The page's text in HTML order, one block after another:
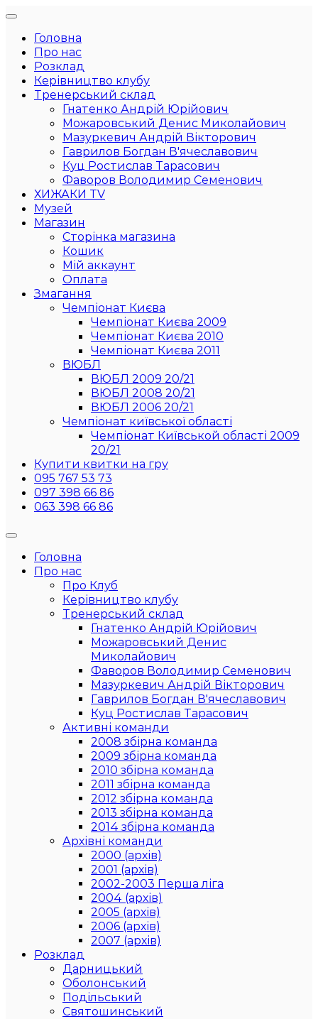
Головна
Про нас
Розклад
Керівництво клубу
Тренерський склад
Гнатенко Андрій Юрійович
Можаровський Денис Миколайович
Мазуркевич Андрій Вікторович
Гаврилов Богдан В'ячеславович
Куц Ростислав Тарасович
Фаворов Володимир Семенович
ХИЖАКИ TV
Музей
Магазин
Сторінка магазина
Кошик
Мій аккаунт
Оплата
Змагання
Чемпіонат Києва
Чемпіонат Києва 2009
Чемпіонат Києва 2010
Чемпіонат Києва 2011
ВЮБЛ
ВЮБЛ 2009 20/21
ВЮБЛ 2008 20/21
ВЮБЛ 2006 20/21
Чемпіонат київської області
Чемпіонат Київськой області 2009
20/21
Купити квитки на гру
095 767 53 73
097 398 66 86
063 398 66 86
Головна
Про нас
Про Клуб
Керівництво клубу
Тренерський склад
Гнатенко Андрій Юрійович
Можаровський Денис
Миколайович
Фаворов Володимир Семенович
Мазуркевич Андрій Вікторович
Гаврилов Богдан В'ячеславович
Куц Ростислав Тарасович
Активні команди
2008 збірна команда
2009 збірна команда
2010 збірна команда
2011 збірна команда
2012 збірна команда
2013 збірна команда
2014 збірна команда
Архівні команди
2000 (архів)
2001 (архів)
2002-2003 Перша ліга
2004 (архів)
2005 (архів)
2006 (архів)
2007 (архів)
Розклад
Дарницький
Оболонський
Подільський
Святошинський